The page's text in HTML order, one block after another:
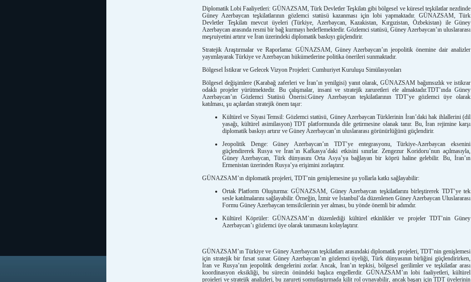
Diplomatik Lobi Faaliyetleri: GÜNAZSAM, Türk Devletler Teşkilatı gibi bölgesel ve küresel teşkilatlar nezdinde
Güney Azerbaycan teşkilatlarının gözlemci statüsü kazanması için lobi yapmaktadır. GÜNAZSAM, Türk
Devletler Teşkilatı mevcut üyeleri (Türkiye, Azerbaycan, Kazakistan, Kırgızistan, Özbekistan) ile Güney
Azerbaycan arasında resmi bir bağ kurmayı hedeflemektedir. Gözlemci statüsü, Güney Azerbaycan’ın uluslararası
meşruiyetini artırır ve İran üzerindeki diplomatik baskıyı güçlendirir.
Stratejik Araştırmalar ve Raporlama: GÜNAZSAM, Güney Azerbaycan’ın jeopolitik önemine dair analizler
yayımlayarak Türkiye ve Azerbaycan hükümetlerine politika önerileri sunmaktadır.
Bölgesel İstikrar ve Gelecek Vizyon Projeleri: Cumhuriyet Kuruluşu Simülasyonları
Bölgesel değişimlere (Karabağ zaferleri ve İran’ın yenilgisi) yanıt olarak, GÜNAZSAM bağımsızlık ve istikrar
odaklı projeler yürütmektedir. Bu çalışmalar, insani ve stratejik zaruretleri ele almaktadır.TDT’ında Güney
Azerbaycan’ın Gözlemci Statüsü Önerisi:Güney Azerbaycan teşkilatlarının TDT’ye gözlemci üye olarak
katılması, şu açılardan stratejik önem taşır:
Kültürel ve Siyasi Temsil: Gözlemci statüsü, Güney Azerbaycan Türklerinin İran’daki hak ihlallerini (dil
yasağı, kültürel asimilasyon) TDT platformunda dile getirmesine olanak tanır. Bu, İran rejimine karşı
diplomatik baskıyı artırır ve Güney Azerbaycan’ın uluslararası görünürlüğünü güçlendirir.
Jeopolitik Denge: Güney Azerbaycan’ın TDT’ye entegrasyonu, Türkiye-Azerbaycan eksenini
güçlendirerek Rusya ve İran’ın Kafkasya’daki etkisini sınırlar. Zengezur Koridoru’nun açılmasıyla,
Güney Azerbaycan, Türk dünyasını Orta Asya’ya bağlayan bir köprü haline gelebilir. Bu, İran’ın
Ermenistan üzerinden Rusya’ya erişimini zorlaştırır.
GÜNAZSAM’ın diplomatik projeleri, TDT’nin genişlemesine şu yollarla katkı sağlayabilir:
Ortak Platform Oluşturma: GÜNAZSAM, Güney Azerbaycan teşkilatlarını birleştirerek TDT’ye tek
sesle katılmalarını sağlayabilir. Örneğin, İzmir ve İstanbul’da düzenlenen Güney Azerbaycan Uluslararası
Formu Güney Azerbaycan temsilcilerinin yer alması, bu yönde önemli bir adımdır.
Kültürel Köprüler: GÜNAZSAM’ın düzenlediği kültürel etkinlikler ve projeler TDT’nin Güney
Azerbaycan’ı gözlemci üye olarak tanımasını kolaylaştırır.
GÜNAZSAM’ın Türkiye ve Güney Azerbaycan teşkilatları arasındaki diplomatik projeleri, TDT’nin genişlemesi
için stratejik bir fırsat sunar. Güney Azerbaycan’ın gözlemci üyeliği, Türk dünyasının birliğini güçlendirirken,
İran ve Rusya’nın jeopolitik dengelerini zorlar. Ancak, İran’ın tepkisi, bölgesel gerilimler ve teşkilatlar arası
koordinasyon eksikliği, bu sürecin önündeki başlıca engellerdir. GÜNAZSAM’ın lobi faaliyetleri, kültürel
projeleri ve stratejik analizleri, bu zarureti somutlaştırmada kilit rol oynayabilir, ancak başarı için TDT üyelerinin